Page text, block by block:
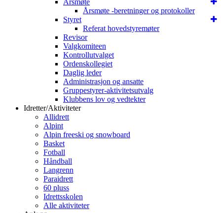
Årsmøte
Årsmøte -beretninger og protokoller
Styret
Referat hovedstyremøter
Revisor
Valgkomiteen
Kontrollutvalget
Ordenskollegiet
Daglig leder
Administrasjon og ansatte
Gruppestyrer-aktivitetsutvalg
Klubbens lov og vedtekter
Idretter/Aktiviteter
Allidrett
Alpint
Alpin freeski og snowboard
Basket
Fotball
Håndball
Langrenn
Paraidrett
60 pluss
Idrettsskolen
Alle aktiviteter